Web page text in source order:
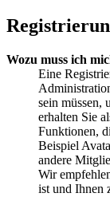
Wozu muss ich
Eine
sein müssen,
erhalten Sie
Funktionen,
Beispiel
andere
Wir
ist und Ihnen